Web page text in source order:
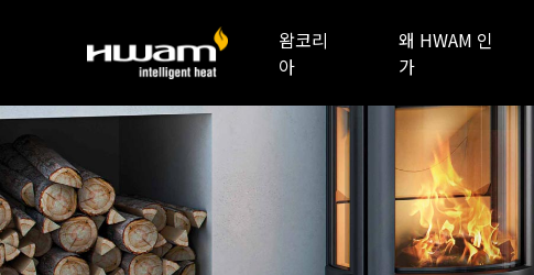
왐코리
아
왜 HWAM 인
가